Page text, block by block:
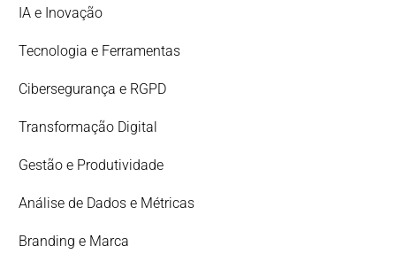
IA e Inovação
Tecnologia e Ferramentas
Cibersegurança e RGPD
Transformação Digital
Gestão e Produtividade
Análise de Dados e Métricas
Branding e Marca